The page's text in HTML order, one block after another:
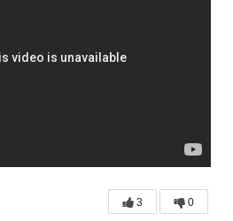
3 0